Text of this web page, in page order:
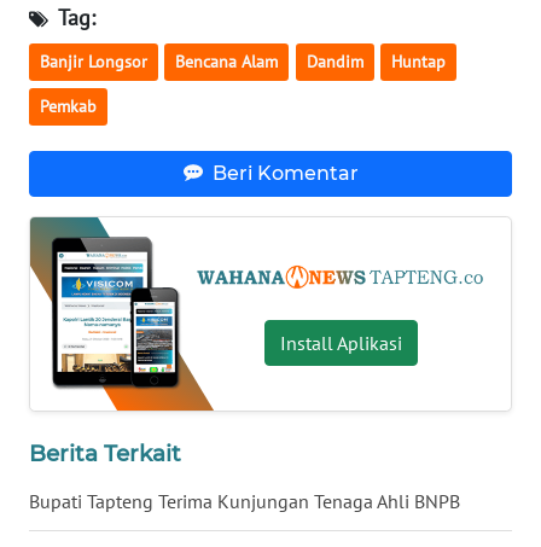
Tag:
Banjir Longsor Bencana Alam Dandim Huntap
Pemkab
Beri Komentar
Install Aplikasi
Berita Terkait
Bupati Tapteng Terima Kunjungan Tenaga Ahli BNPB
WN
KALTARA
WN
KALTIM
WN
SULSEL
WN
WN
SULUT